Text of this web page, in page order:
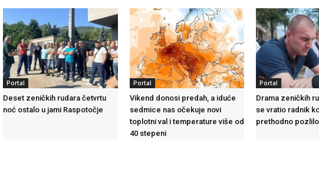
Portal
Deset zeničkih rudara četvrtu
noć ostalo u jami Raspotočje
Portal
Vikend donosi predah, a iduće
sedmice nas očekuje novi
toplotni val i temperature više od
40 stepeni
Portal
Drama zeničkih
se vratio radnik
prethodno pozlilo